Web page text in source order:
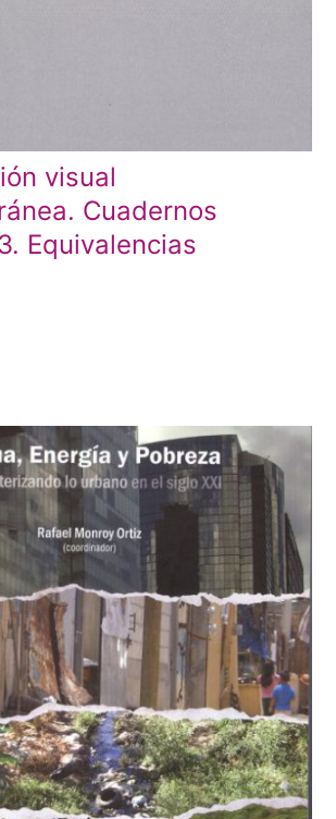
visual
Cuadernos
Equivalencias